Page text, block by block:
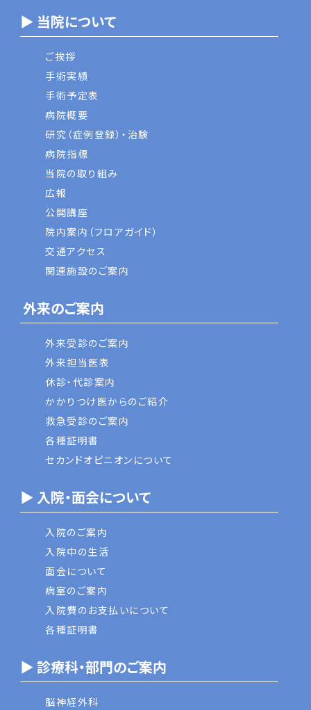
▶ 当院について
ご挨拶
手術実績
手術予定表
病院概要
研究（症例登録）・治験
病院指標
当院の取り組み
広報
公開講座
院内案内（フロアガイド）
交通アクセス
関連施設のご案内
外来のご案内
外来受診のご案内
外来担当医表
休診・代診案内
かかりつけ医からのご紹介
救急受診のご案内
各種証明書
セカンドオピニオンについて
▶ 入院・面会について
入院のご案内
入院中の生活
面会について
病室のご案内
入院費のお支払いについて
各種証明書
▶ 診療科・部門のご案内
脳神経外科